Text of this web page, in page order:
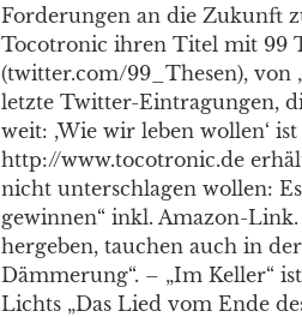
Forderungen an die Zukunft
Tocotronic ihren Titel mit 99
(twitter.com/99_Thesen), von
letzte Twitter-Eintragungen,
weit: ,Wie wir leben wollen‘
http://www.tocotronic.de
nicht unterschlagen wollen:
gewinnen“ inkl. Amazon-
hergeben, tauchen auch in
Dämmerung“. – „Im Keller“
Lichts „Das Lied vom Ende